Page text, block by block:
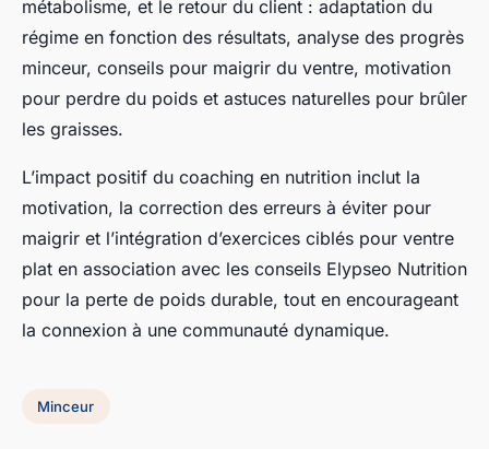
métabolisme, et le retour du client : adaptation du
régime en fonction des résultats, analyse des progrès
minceur, conseils pour maigrir du ventre, motivation
pour perdre du poids et astuces naturelles pour brûler
les graisses.
L’impact positif du coaching en nutrition inclut la
motivation, la correction des erreurs à éviter pour
maigrir et l’intégration d’exercices ciblés pour ventre
plat en association avec les conseils Elypseo Nutrition
pour la perte de poids durable, tout en encourageant
la connexion à une communauté dynamique.
Minceur